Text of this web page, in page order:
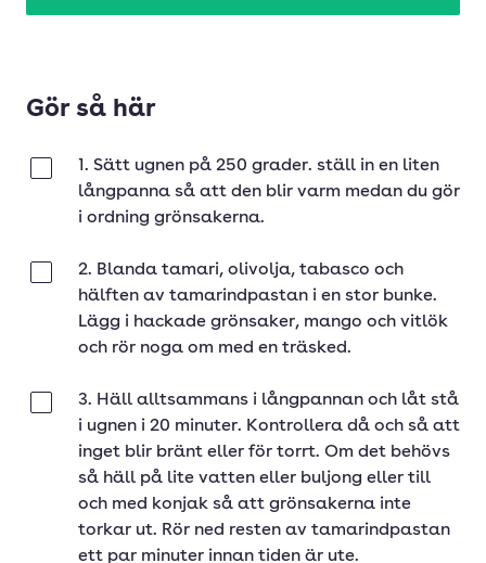
Gör så här
1. Sätt ugnen på 250 grader. ställ in en liten
långpanna så att den blir varm medan du gör
i ordning grönsakerna.
2. Blanda tamari, olivolja, tabasco och
hälften av tamarindpastan i en stor bunke.
Lägg i hackade grönsaker, mango och vitlök
och rör noga om med en träsked.
3. Häll alltsammans i långpannan och låt stå
i ugnen i 20 minuter. Kontrollera då och så att
inget blir bränt eller för torrt. Om det behövs
så häll på lite vatten eller buljong eller till
och med konjak så att grönsakerna inte
torkar ut. Rör ned resten av tamarindpastan
ett par minuter innan tiden är ute.